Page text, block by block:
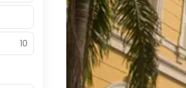
10